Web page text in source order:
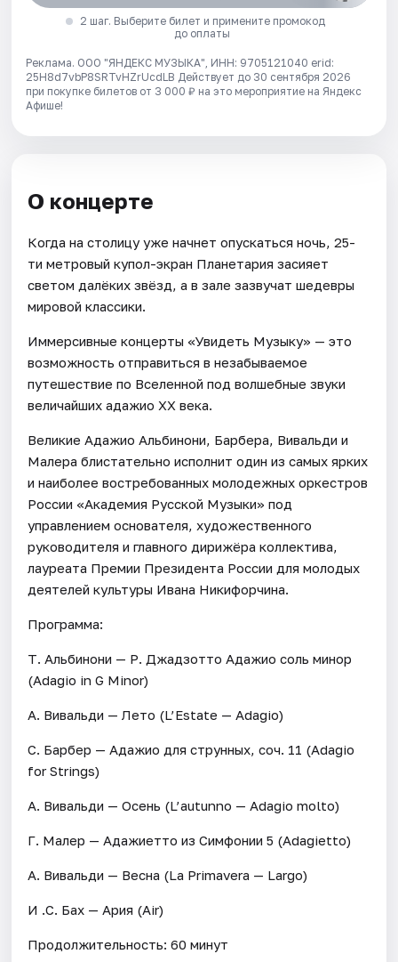
2 шаг. Выберите билет и примените промокод
до оплаты
Реклама. ООО "ЯНДЕКС МУЗЫКА", ИНН: 9705121040 erid:
25H8d7vbP8SRTvHZrUcdLB Действует до 30 сентября 2026
при покупке билетов от 3 000 ₽ на это мероприятие на Яндекс
Афише!
О концерте
Когда на столицу уже начнет опускаться ночь, 25-
ти метровый купол-экран Планетария засияет
светом далёких звёзд, а в зале зазвучат шедевры
мировой классики.
Иммерсивные концерты «Увидеть Музыку» — это
возможность отправиться в незабываемое
путешествие по Вселенной под волшебные звуки
величайших адажио XX века.
Великие Адажио Альбинони, Барбера, Вивальди и
Малера блистательно исполнит один из самых ярких
и наиболее востребованных молодежных оркестров
России «Академия Русской Музыки» под
управлением основателя, художественного
руководителя и главного дирижёра коллектива,
лауреата Премии Президента России для молодых
деятелей культуры Ивана Никифорчина.
Программа:
Т. Альбинони — Р. Джадзотто Адажио соль минор
(Adagio in G Minor)
А. Вивальди — Лето (L’Estate — Adagio)
С. Барбер — Адажио для струнных, соч. 11 (Adagio
for Strings)
А. Вивальди — Осень (L’autunno — Adagio molto)
Г. Малер — Адажиетто из Симфонии 5 (Adagietto)
А. Вивальди — Весна (La Primavera — Largo)
И .С. Бах — Ария (Air)
Продолжительность: 60 минут